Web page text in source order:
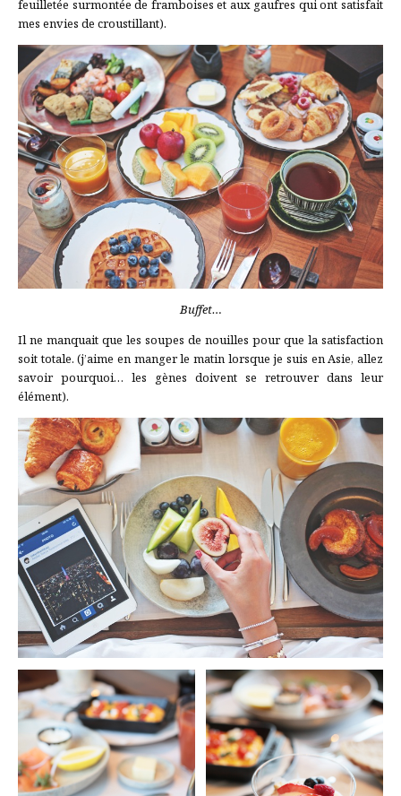
feuilletée surmontée de framboises et aux gaufres qui ont satisfait
mes envies de croustillant).
Buffet…
Il ne manquait que les soupes de nouilles pour que la satisfaction
soit totale. (j’aime en manger le matin lorsque je suis en Asie, allez
savoir pourquoi… les gènes doivent se retrouver dans leur
élément).